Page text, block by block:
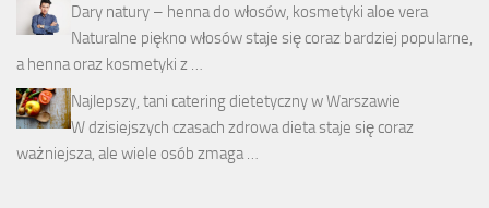
Dary natury – henna do włosów, kosmetyki aloe vera
Naturalne piękno włosów staje się coraz bardziej popularne,
a henna oraz kosmetyki z …
Najlepszy, tani catering dietetyczny w Warszawie
W dzisiejszych czasach zdrowa dieta staje się coraz
ważniejsza, ale wiele osób zmaga …